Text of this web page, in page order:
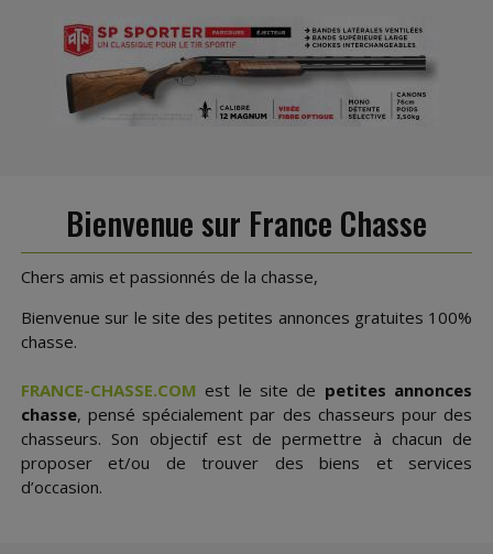
Bienvenue sur France Chasse
Chers amis et passionnés de la chasse,
Bienvenue sur le site des petites annonces gratuites 100%
chasse.
FRANCE-CHASSE.COM est le site de petites annonces
chasse, pensé spécialement par des chasseurs pour des
chasseurs. Son objectif est de permettre à chacun de
proposer et/ou de trouver des biens et services
d’occasion.